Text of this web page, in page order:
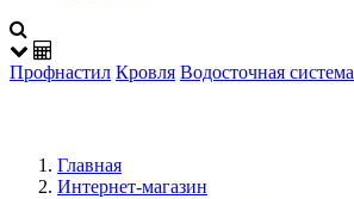
Профнастил Кровля Водосточная система
Главная
Интернет-магазин